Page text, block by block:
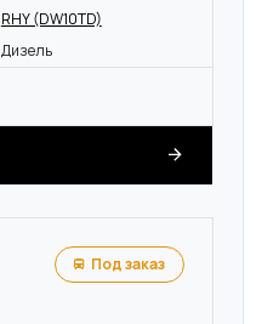
RHY (DW10TD)
Дизель
Под заказ